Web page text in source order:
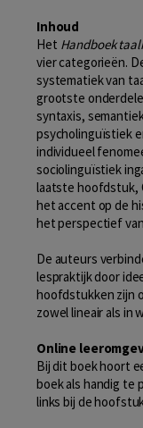
Inhoud
Het Handboek
vier categorieën.
systematiek van
grootste
syntaxis,
psycholinguïstiek
individueel
sociolinguïstiek
laatste hoofdstuk,
het accent op de
het perspectief
De auteurs
lespraktijk door
hoofdstukken zijn
zowel lineair als in
Online
Bij dit boek hoort
boek als handig te
links bij de